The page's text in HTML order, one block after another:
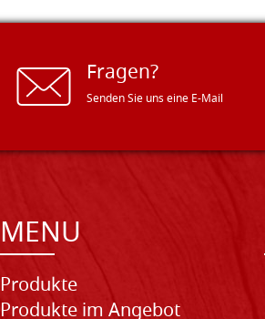
Fragen?
Senden Sie uns eine E-Mail
MENU
Produkte
Produkte im Angebot